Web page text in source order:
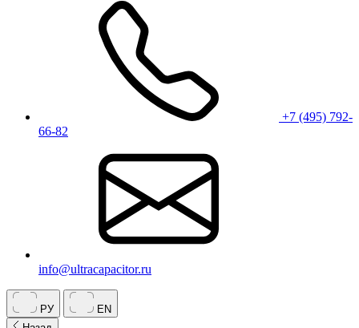
+7 (495) 792-
66-82
info@ultracapacitor.ru
РУ
EN